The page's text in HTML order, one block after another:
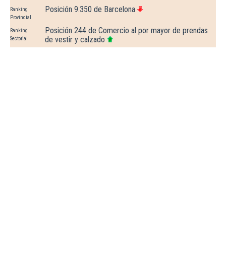
Ranking
Provincial
Posición 9.350 de Barcelona
Ranking
Sectorial
Posición 244 de Comercio al por mayor de prendas
de vestir y calzado